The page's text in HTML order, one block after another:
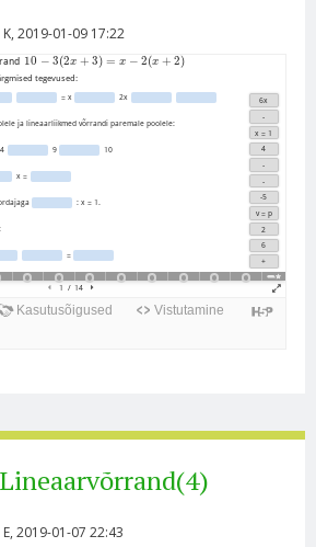
K, 2019-01-09 17:22
E, 2019-01-07 22:43